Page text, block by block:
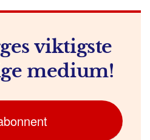
viktigste
medium!